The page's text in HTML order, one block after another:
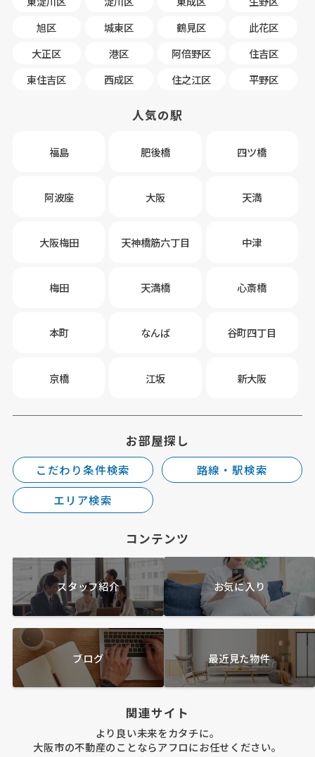
旭区
城東区 鶴見区
此花区
大正区
港区 阿倍野区
住吉区
東住吉区
西成区 住之江区 平野区
人気の駅
福島 肥後橋 四ツ橋
阿波座 大阪 天満
大阪梅田 天神橋筋六丁目 中津
梅田 天満橋 心斎橋
本町 なんば 谷町四丁目
京橋 江坂 新大阪
お部屋探し
こだわり条件検索
路線・駅検索
エリア検索
コンテンツ
スタッフ紹介 お気に入り
ブログ 最近見た物件
関連サイト
より良い未来をカタチに。
大阪市の不動産のことならアフロにお任せください。